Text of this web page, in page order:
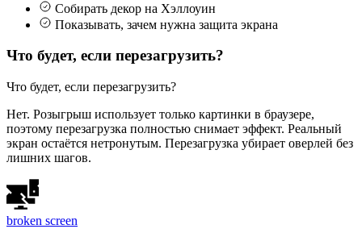
Собирать декор на Хэллоуин
Показывать, зачем нужна защита экрана
Что будет, если перезагрузить?
Что будет, если перезагрузить?
Нет. Розыгрыш использует только картинки в браузере,
поэтому перезагрузка полностью снимает эффект. Реальный
экран остаётся нетронутым. Перезагрузка убирает оверлей без
лишних шагов.
broken screen